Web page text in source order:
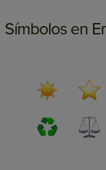
Símbolos en